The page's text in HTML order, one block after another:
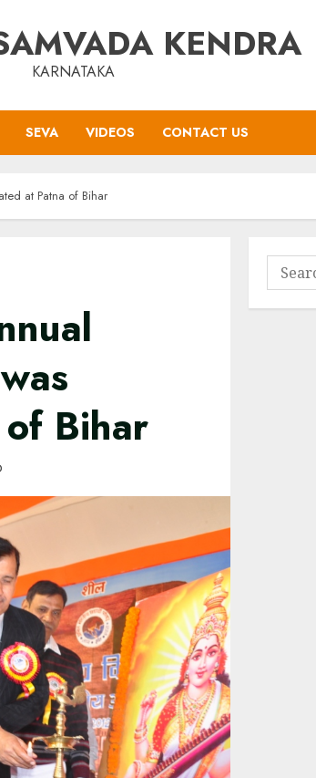
KENDRA
KARNATAKA
SEVA VIDEOS CONTACT US
at Patna of Bihar
Bihar
Search
for: